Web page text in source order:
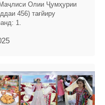
Олии Ҷумҳурии
456) тағйиру
1.